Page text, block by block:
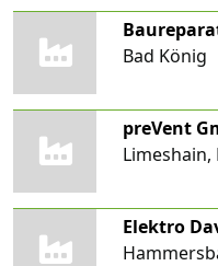
Bad König
preVent
Limeshain,